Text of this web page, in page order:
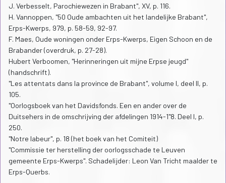
J. Verbesselt, Parochiewezen in Brabant", XV, p. 116.
H. Vannoppen, "50 Oude ambachten uit het landelijke Brabant",
Erps-Kwerps, 979, p. 58-59, 92-97.
F. Maes, Oude woningen onder Erps-Kwerps, Eigen Schoon en de
Brabander (overdruk, p. 27-28).
Hubert Verboomen, "Herinneringen uit mijne Erpse jeugd"
(handschrift).
"Les attentats dans la province de Brabant", volume I, deel ll, p.
105.
"Oorlogsboek van het Davidsfonds. Een en ander over de
Duitsehers in de omschrijving der afdelingen 1914-1"8. Deel I, p.
250.
"Notre labeur", p. 18 (het boek van het Comiteit)
"Commissie ter herstelling der oorlogsschade te Leuven
gemeente Erps-Kwerps". Schadelijder: Leon Van Tricht maalder te
Erps-Querbs.